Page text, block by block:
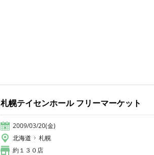
札幌テイセンホール フリーマーケット
2009/03/20(金)
北海道
札幌
約１３０店